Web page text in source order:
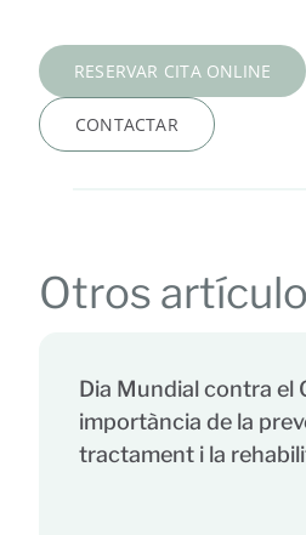
RESERVAR CITA ONLINE
CONTACTAR
Otros
Dia Mundial contra el
importància de la
tractament i la